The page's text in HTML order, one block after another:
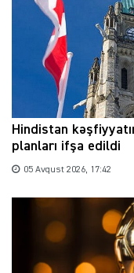
Hindistan
planları ifşa edildi
05 Avqust 2026, 17:42